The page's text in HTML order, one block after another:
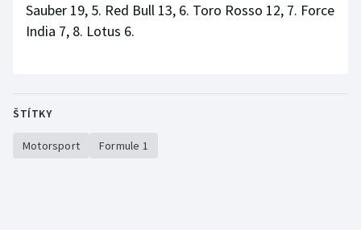
Sauber 19, 5. Red Bull 13, 6. Toro Rosso 12, 7. Force
India 7, 8. Lotus 6.
ŠTÍTKY
Motorsport Formule 1